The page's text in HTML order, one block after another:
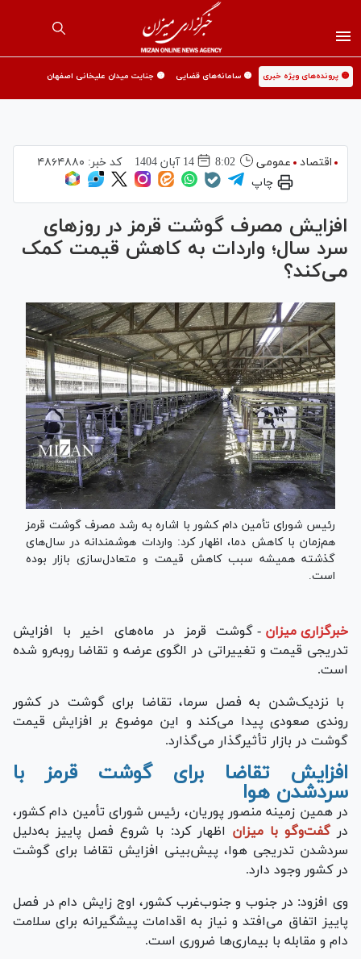
🟡 پرونده‌های ویژه خبری 🟡 سامانه‌های قضایی 🟡 جنایت میدان علیخانی اصفهان
اقتصاد عمومی 8:02 14 آبان 1404 کد خبر: ۴۸۶۴۸۸۰
چاپ
افزایش مصرف گوشت قرمز در روزهای
سرد سال؛ واردات به کاهش قیمت کمک
می‌کند؟
رئیس شورای تأمین دام کشور با اشاره به رشد مصرف گوشت قرمز
هم‌زمان با کاهش دما، اظهار کرد: واردات هوشمندانه در سال‌های
گذشته همیشه سبب کاهش قیمت و متعادل‌سازی بازار بوده
است.
خبرگزاری میزان - گوشت قرمز در ماه‌های اخیر با افزایش
تدریجی قیمت و تغییراتی در الگوی عرضه و تقاضا روبه‌رو شده
است.
با نزدیک‌شدن به فصل سرما، تقاضا برای گوشت در کشور
روندی صعودی پیدا می‌کند و این موضوع بر افزایش قیمت
گوشت در بازار تأثیرگذار می‌گذارد.
افزایش تقاضا برای گوشت قرمز با
سردشدن هوا
در همین زمینه منصور پوریان، رئیس شورای تأمین دام کشور،
درگفت‌و‌گو با میزان اظهار کرد: با شروع فصل پاییز به‌دلیل
سردشدن تدریجی هوا، پیش‌بینی افزایش تقاضا برای گوشت
در کشور وجود دارد.
وی افزود: در جنوب و جنوب‌غرب کشور، اوج زایش دام در فصل
پاییز اتفاق می‌افتد و نیاز به اقدامات پیشگیرانه برای سلامت
دام و مقابله با بیماری‌ها ضروری است.